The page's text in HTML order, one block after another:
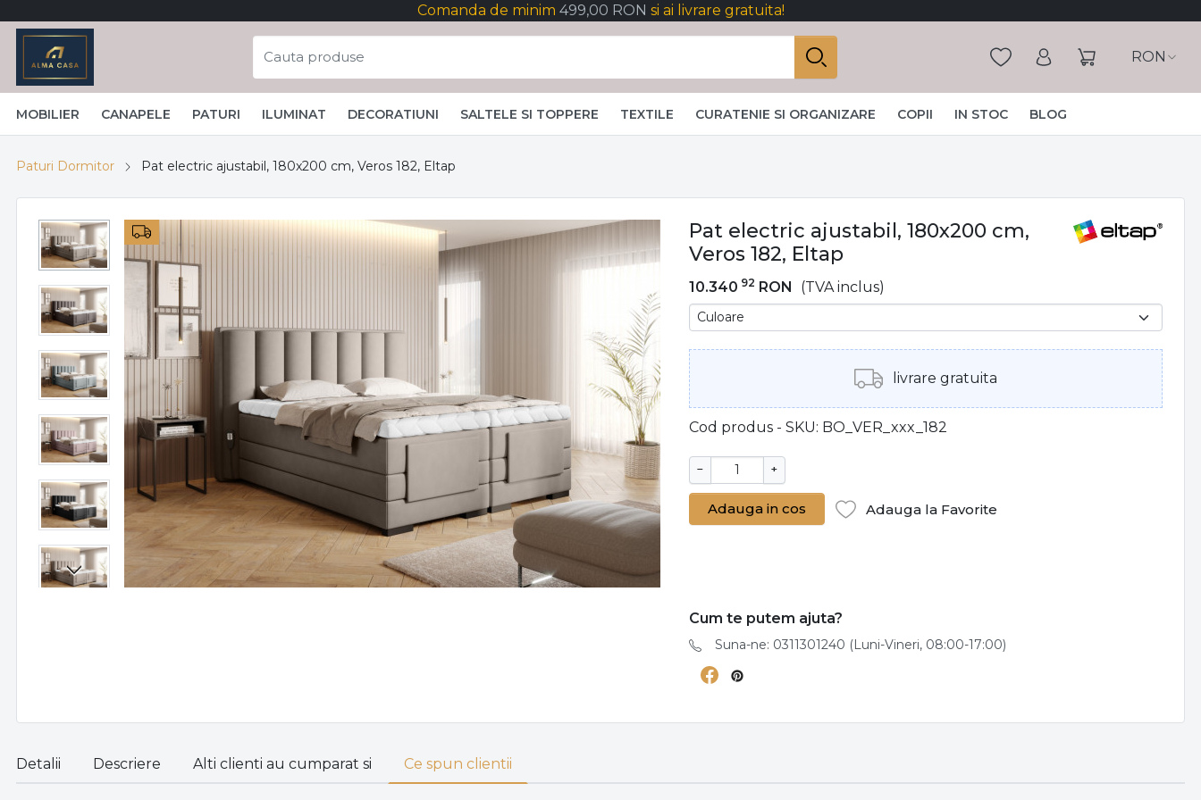
Comanda de minim 499,00 RON si ai livrare gratuita!
RON
MOBILIER CANAPELE PATURI ILUMINAT DECORATIUNI SALTELE SI TOPPERE TEXTILE CURATENIE SI ORGANIZARE COPII IN STOC BLOG
Paturi Dormitor Pat electric ajustabil, 180x200 cm, Veros 182, Eltap
Pat electric ajustabil, 180x200 cm,
Veros 182, Eltap
10.340 92 RON (TVA inclus)
livrare gratuita
Cod produs - SKU BO_VER_xxx_182
− +
Adauga in cos Adauga la Favorite
Cum te putem ajuta?
Suna-ne: 0311301240 (Luni-Vineri, 08:00-17:00)
Detalii Descriere Alti clienti au cumparat si Ce spun clientii